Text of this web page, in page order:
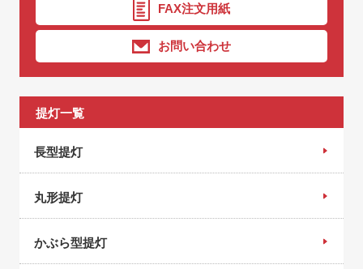
FAX注文用紙
お問い合わせ
提灯一覧
長型提灯
丸形提灯
かぶら型提灯